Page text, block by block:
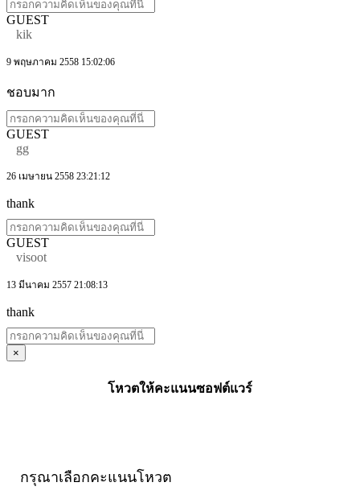
GUEST
kik
9 พฤษภาคม 2558 15:02:06
ชอบมาก
GUEST
gg
26 เมษายน 2558 23:21:12
thank
GUEST
visoot
13 มีนาคม 2557 21:08:13
thank
×
โหวตให้คะแนนซอฟต์แวร์
กรุณาเลือกคะแนนโหวต